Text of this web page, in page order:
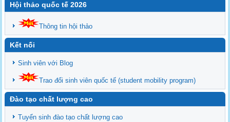
Hội thảo quốc tế 2026
Thông tin hội thảo
Kết nối
Sinh viên với Blog
Trao đổi sinh viên quốc tế (student mobility program)
Đào tạo chất lượng cao
Tuyển sinh đào tạo chất lượng cao